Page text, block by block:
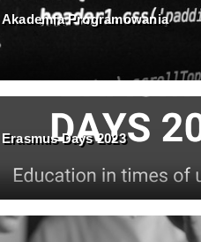
Akademia Programowania
Erasmus Days 2023